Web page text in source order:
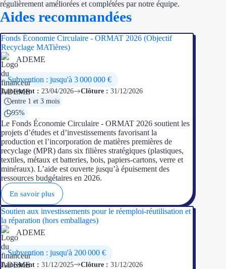
Aides Région
Aides Européennes
Recherche autonome
régulièrement améliorées et complétées par notre équipe.
Aides recommandées
Fonds Économie Circulaire - ORMAT 2026 (Objectif
Recyclage MATières)
ADEME
Subvention : jusqu'à 3 000 000 €
Lancement : 23/04/2026 Clôture : 31/12/2026
entre 1 et 3 mois
95%
Le Fonds Économie Circulaire - ORMAT 2026 soutient les
projets d’études et d’investissements favorisant la
production et l’incorporation de matières premières de
recyclage (MPR) dans six filières stratégiques (plastiques,
textiles, métaux et batteries, bois, papiers-cartons, verre et
minéraux). L’aide est ouverte jusqu’à épuisement des
ressources budgétaires en 2026.
En savoir plus
Soutien aux investissements pour le réemploi-réutilisation et
la réparation (hors emballages)
ADEME
Subvention : jusqu'à 200 000 €
Lancement : 31/12/2025 Clôture : 31/12/2026